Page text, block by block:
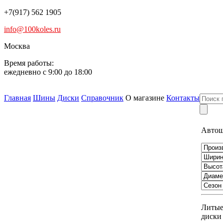
+7(917) 562 1905
info@100koles.ru
Москва
Время работы:
ежедневно с 9:00 до 18:00
Главная Шины Диски Справочник О магазине Контакты
Литые
диски